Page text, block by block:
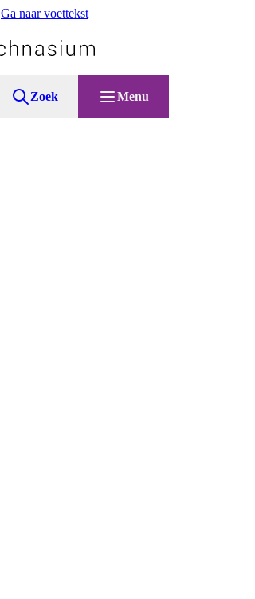
Ga naar voettekst
Zoek Menu